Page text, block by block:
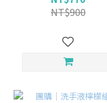
NT$900